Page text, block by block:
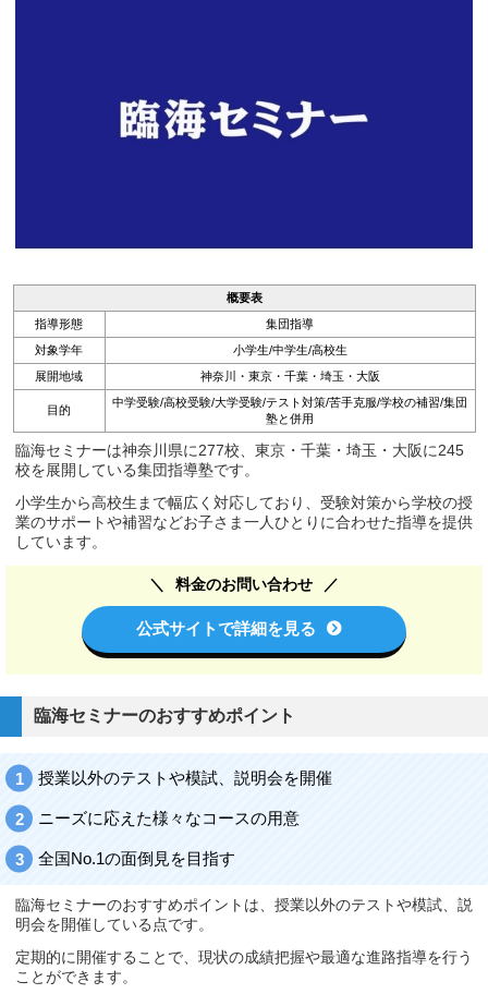
概要表
指導形態
集団指導
対象学年
小学生/中学生/高校生
展開地域
神奈川・東京・千葉・埼玉・大阪
目的
中学受験/高校受験/大学受験/テスト対策/苦手克服/学校の補習/集団
塾と併用
臨海セミナーは神奈川県に277校、東京・千葉・埼玉・大阪に245
校を展開している集団指導塾です。
小学生から高校生まで幅広く対応しており、受験対策から学校の授
業のサポートや補習などお子さま一人ひとりに合わせた指導を提供
しています。
料金のお問い合わせ
公式サイトで詳細を見る
臨海セミナーのおすすめポイント
授業以外のテストや模試、説明会を開催
ニーズに応えた様々なコースの用意
全国No.1の面倒見を目指す
臨海セミナーのおすすめポイントは、授業以外のテストや模試、説
明会を開催している点です。
定期的に開催することで、現状の成績把握や最適な進路指導を行う
ことができます。